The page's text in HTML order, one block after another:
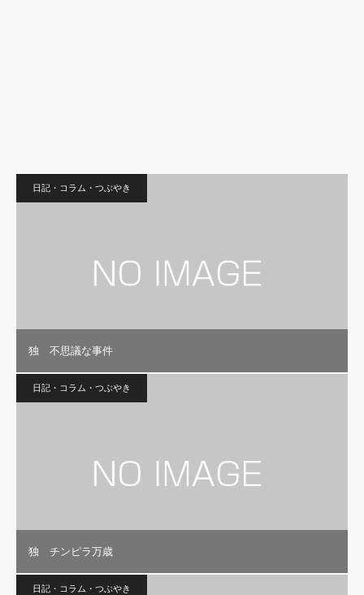
日記・コラム・つぶやき
独 不思議な事件
日記・コラム・つぶやき
独 チンピラ万歳
日記・コラム・つぶやき